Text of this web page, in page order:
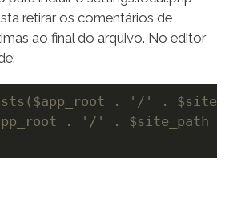
retirar os comentários de
ao final do arquivo. No editor
. '/' .
. '/' . $site_path